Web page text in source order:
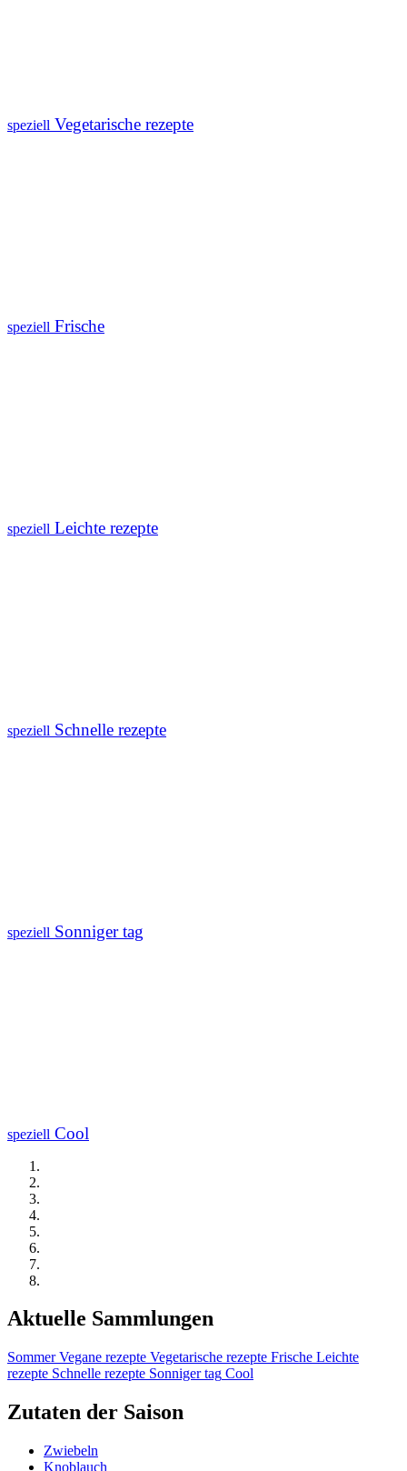
speziell Vegetarische rezepte
speziell Frische
speziell Leichte rezepte
speziell Schnelle rezepte
speziell Sonniger tag
speziell Cool
Aktuelle Sammlungen
Sommer Vegane rezepte Vegetarische rezepte Frische Leichte
rezepte Schnelle rezepte Sonniger tag Cool
Zutaten der Saison
Zwiebeln
Knoblauch